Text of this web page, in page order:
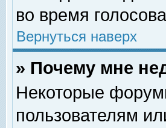
во время
Вернуться наверх
» Почему мне
Некоторые
пользователям